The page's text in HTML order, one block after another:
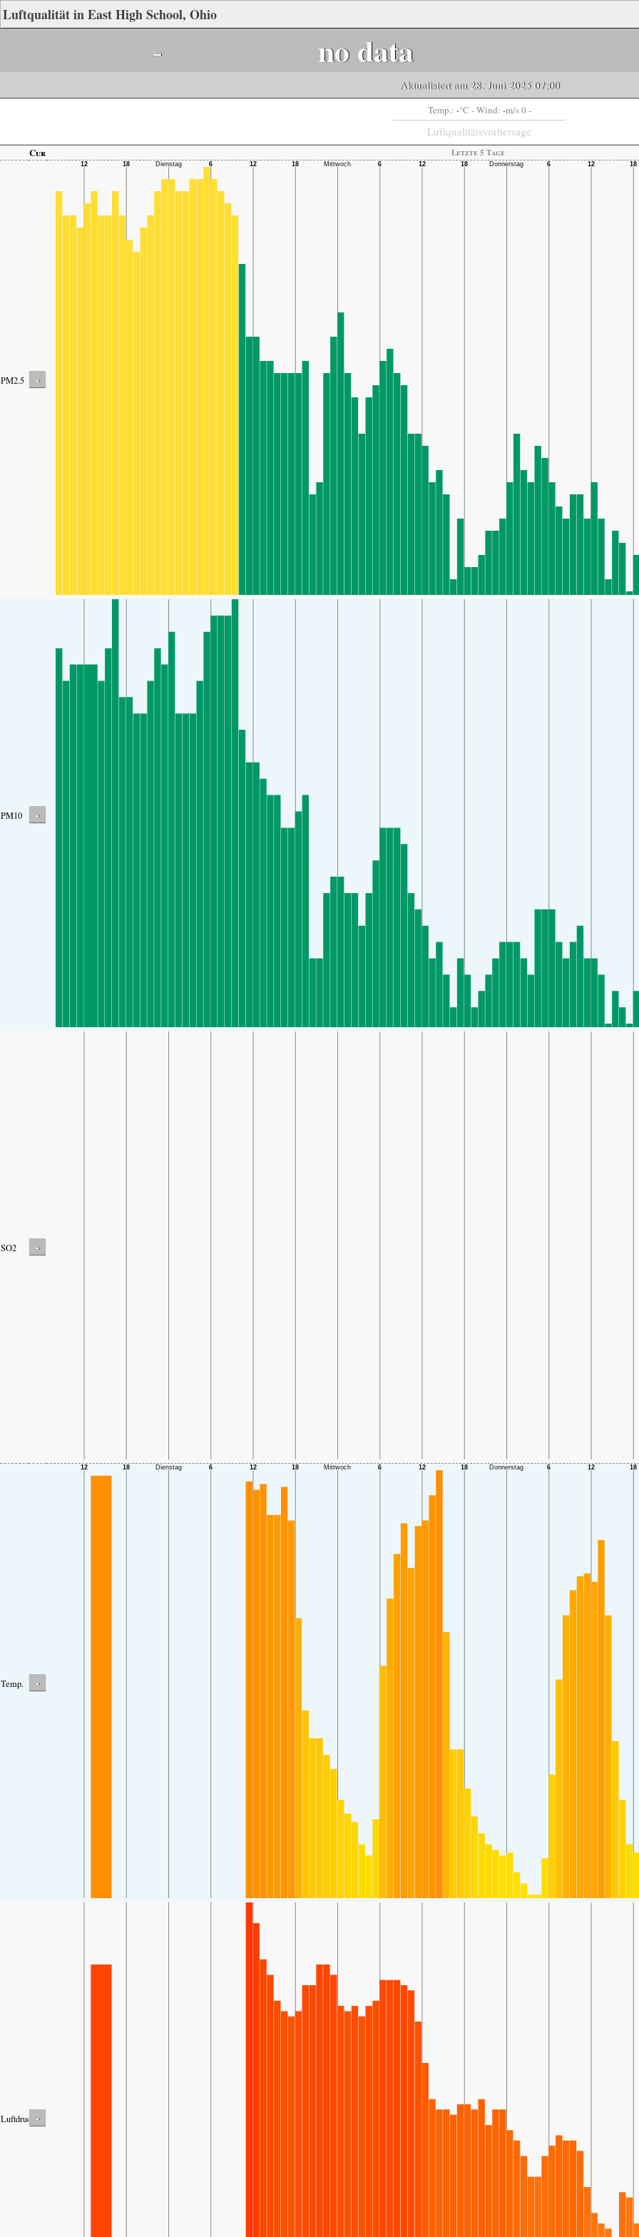
Luftqualität in East High School, Ohio
- no data
Aktualisiert am 28. Juni 2025 07:00
Temp.: -°C - Wind: -m/s 0 -
Luftqualitätsvorhersage
Cur Letzte 5 Tage
PM2.5 -
PM10 -
SO2 -
Temp. -
Luftdruck -